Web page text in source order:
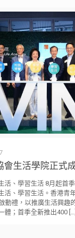
會生活學院正式
活、學習生活 8月起首
活、學習生活。香港青
動禮，以推廣生活興趣
體；首季全新推出400[…]